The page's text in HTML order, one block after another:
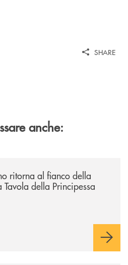
SHARE
anche:
ritorna al fianco della
della Principessa